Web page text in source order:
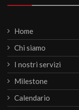
Home
Chi siamo
I nostri servizi
Milestone
Calendario